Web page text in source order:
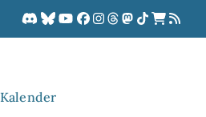
Kalender